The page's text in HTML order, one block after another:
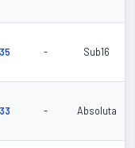
- Sub16
- Absoluta